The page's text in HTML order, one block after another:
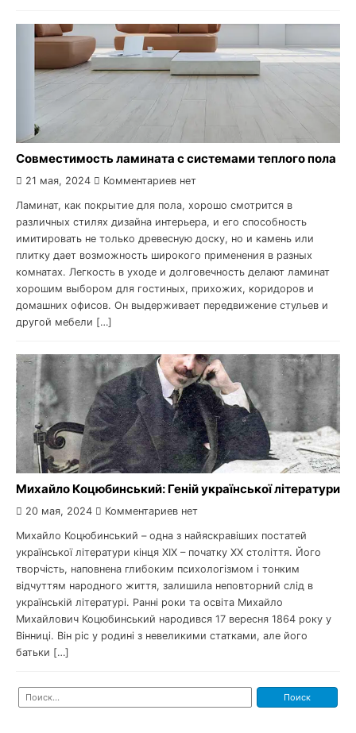
Совместимость ламината с системами теплого пола
21 мая, 2024 Комментариев нет
Ламинат, как покрытие для пола, хорошо смотрится в
различных стилях дизайна интерьера, и его способность
имитировать не только древесную доску, но и камень или
плитку дает возможность широкого применения в разных
комнатах. Легкость в уходе и долговечность делают ламинат
хорошим выбором для гостиных, прихожих, коридоров и
домашних офисов. Он выдерживает передвижение стульев и
другой мебели […]
Михайло Коцюбинський: Геній української літератури
20 мая, 2024 Комментариев нет
Михайло Коцюбинський – одна з найяскравіших постатей
української літератури кінця XIX – початку XX століття. Його
творчість, наповнена глибоким психологізмом і тонким
відчуттям народного життя, залишила неповторний слід в
українській літературі. Ранні роки та освіта Михайло
Михайлович Коцюбинський народився 17 вересня 1864 року у
Вінниці. Він ріс у родині з невеликими статками, але його
батьки […]
Найти: